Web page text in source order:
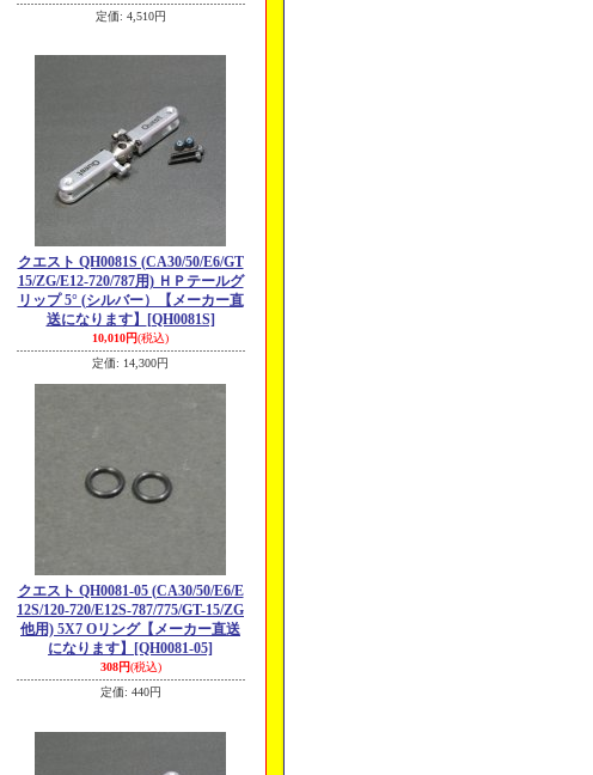
定価: 4,510円
クエスト QH0081S (CA30/50/E6/GT
15/ZG/E12-720/787用) ＨＰテールグ
リップ 5° (シルバー）【メーカー直
送になります】
[QH0081S]
10,010円(税込)
定価: 14,300円
クエスト QH0081-05 (CA30/50/E6/E
12S/120-720/E12S-787/775/GT-15/ZG
他用) 5X7 Oリング【メーカー直送
になります】
[QH0081-05]
308円(税込)
定価: 440円